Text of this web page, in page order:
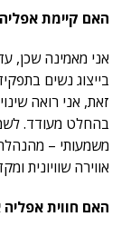
האם קיימת
אני מאמינה שכן,
בייצוג נשים
זאת, אני רואה
בהחלט מעודד.
משמעותי –
אווירה שוויונית
האם חווית